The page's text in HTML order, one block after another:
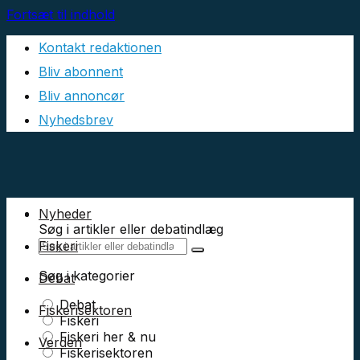
Fortsæt til indhold
Kontakt redaktionen
Bliv abonnent
Bliv annoncør
Nyhedsbrev
Søg i artikler eller debatindlæg
Søg i kategorier
Debat
Fiskeri
Fiskeri her & nu
Fiskerisektoren
Nyheder
Fiskeri
Debat
Fiskerisektoren
Verden